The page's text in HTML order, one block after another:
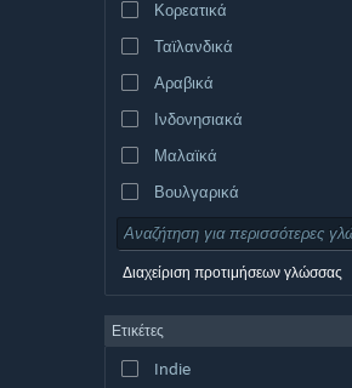
Κορεατικά
Ταϊλανδικά
Αραβικά
Ινδονησιακά
Μαλαϊκά
Βουλγαρικά
Τσεχικά
Δανικά
Αγγλικά
Ισπανικά – Ισπανία
Διαχείριση προτιμήσεων γλώσσας
Ετικέτες
Indie